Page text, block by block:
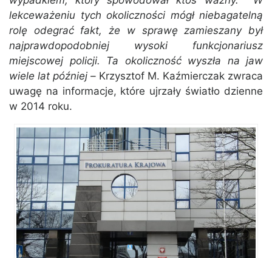
lekceważeniu tych okoliczności mógł niebagatelną
rolę odegrać fakt, że w sprawę zamieszany był
najprawdopodobniej wysoki funkcjonariusz
miejscowej policji. Ta okoliczność wyszła na jaw
wiele lat później – Krzysztof M. Kaźmierczak zwraca
uwagę na informacje, które ujrzały światło dzienne
w 2014 roku.